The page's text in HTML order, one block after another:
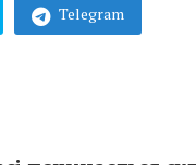
Telegram